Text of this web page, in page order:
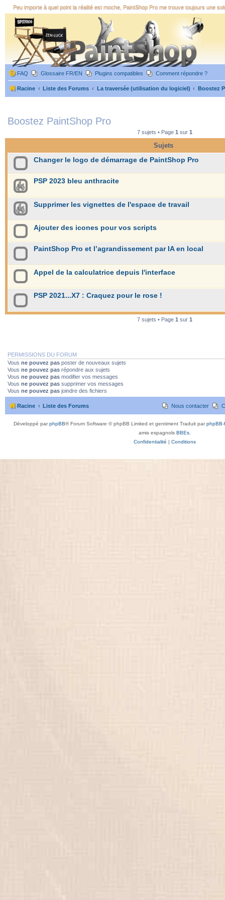
Peu importe à quel point la réalité est moche, PaintShop Pro me trouve toujours une
FAQ Glossaire FR/EN Plugins compatibles Comment répondre ?
Racine Liste des Forums La traversée (utilisation du logiciel) Boostez
Boostez PaintShop Pro
7 sujets • Page 1 sur 1
Sujets
Changer le logo de démarrage de PaintShop Pro
PSP 2023 bleu anthracite
Supprimer les vignettes de l'espace de travail
Ajouter des icones pour vos scripts
PaintShop Pro et l’agrandissement par IA en local
Appel de la calculatrice depuis l'interface
PSP 2021...X7 : Craquez pour le rose !
7 sujets • Page 1 sur 1
PERMISSIONS DU FORUM
Vous ne pouvez pas poster de nouveaux sujets
Vous ne pouvez pas répondre aux sujets
Vous ne pouvez pas modifier vos messages
Vous ne pouvez pas supprimer vos messages
Vous ne pouvez pas joindre des fichiers
Racine Liste des Forums Nous contacter
Développé parphpBB® Forum Software © phpBB Limited et gentiment Traduit parphpBB-
amis espagnols BBEs.
Confidentialité
Conditions